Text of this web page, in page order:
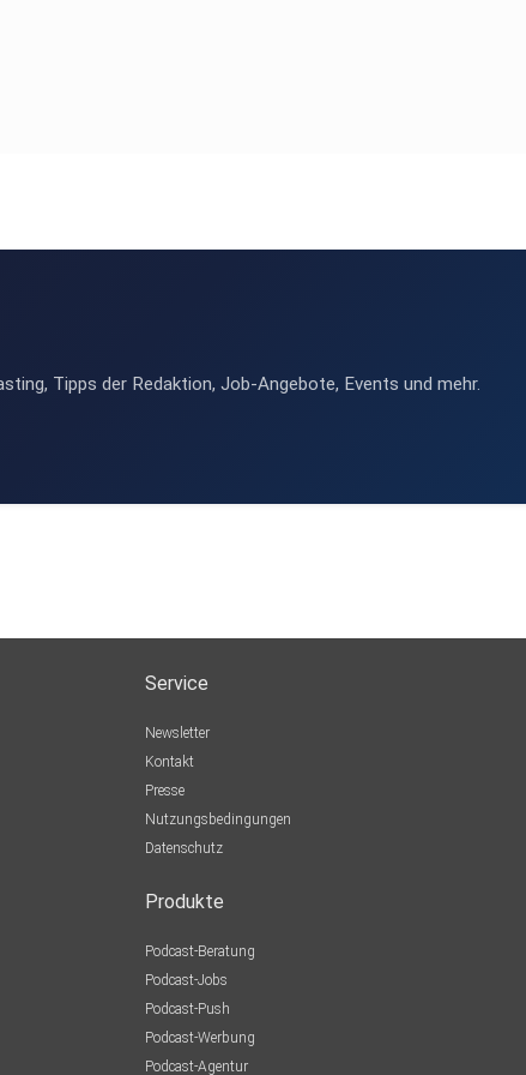
Tipps der Redaktion, Job-Angebote, Events und mehr.
Service
Newsletter
Kontakt
Presse
Nutzungsbedingungen
Datenschutz
Produkte
Podcast-Beratung
Podcast-Jobs
Podcast-Push
Podcast-Werbung
Podcast-Agentur